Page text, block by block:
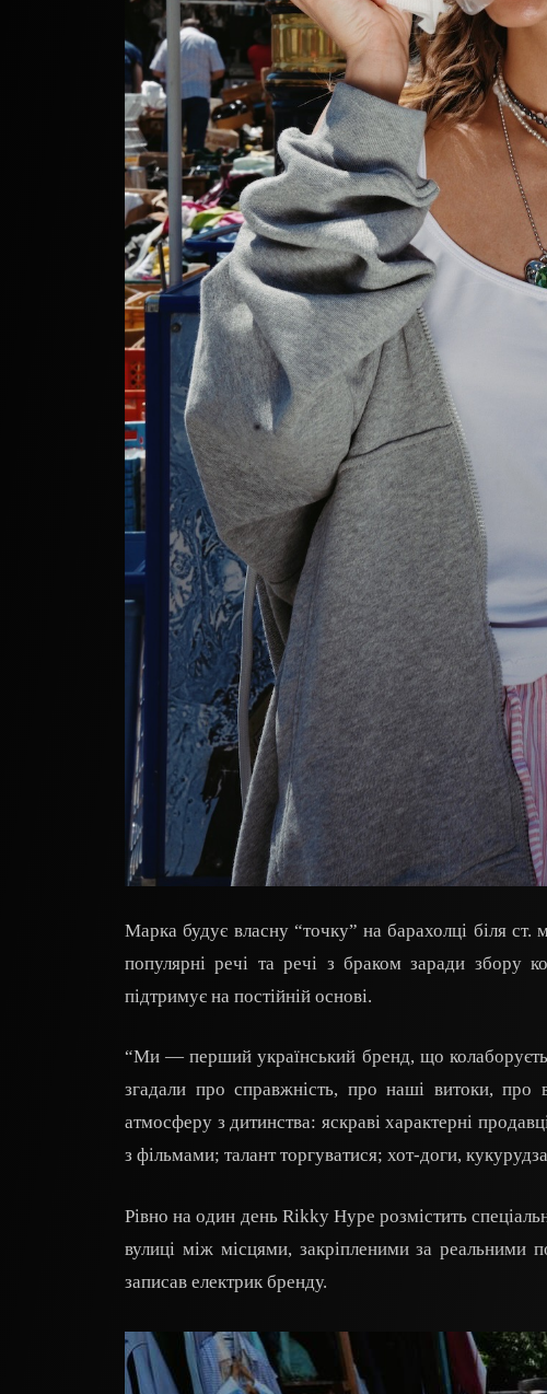
Марка будує власну “точку” на барахолці біля ст.
популярні речі та речі з браком заради збору
підтримує на постійній основі.
“Ми — перший український бренд, що
згадали про справжність, про наші витоки,
атмосферу з дитинства: яскраві характерні
з фільмами; талант торгуватися; хот-доги,
Рівно на один день Rikky Hype розмістить
вулиці між місцями, закріпленими за реальними
записав електрик бренду.